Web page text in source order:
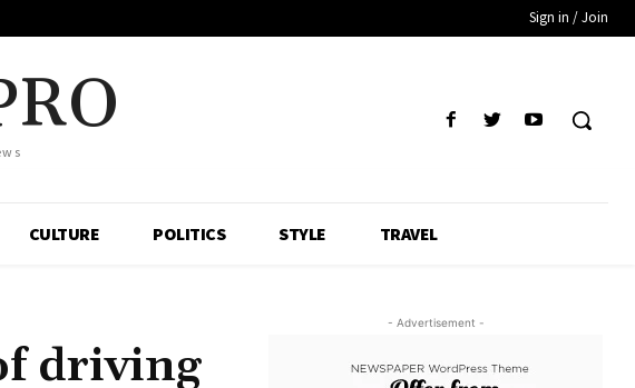
Sign in / Join
CULTURE POLITICS STYLE TRAVEL
driving
- Advertisement -